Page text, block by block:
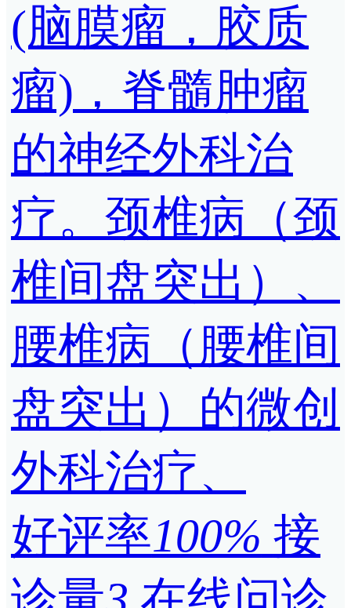
(脑膜瘤，胶质
瘤)，脊髓肿瘤
的神经外科治
疗。颈椎病（颈
椎间盘突出）、
腰椎病（腰椎间
盘突出）的微创
外科治疗、
好评率100% 接